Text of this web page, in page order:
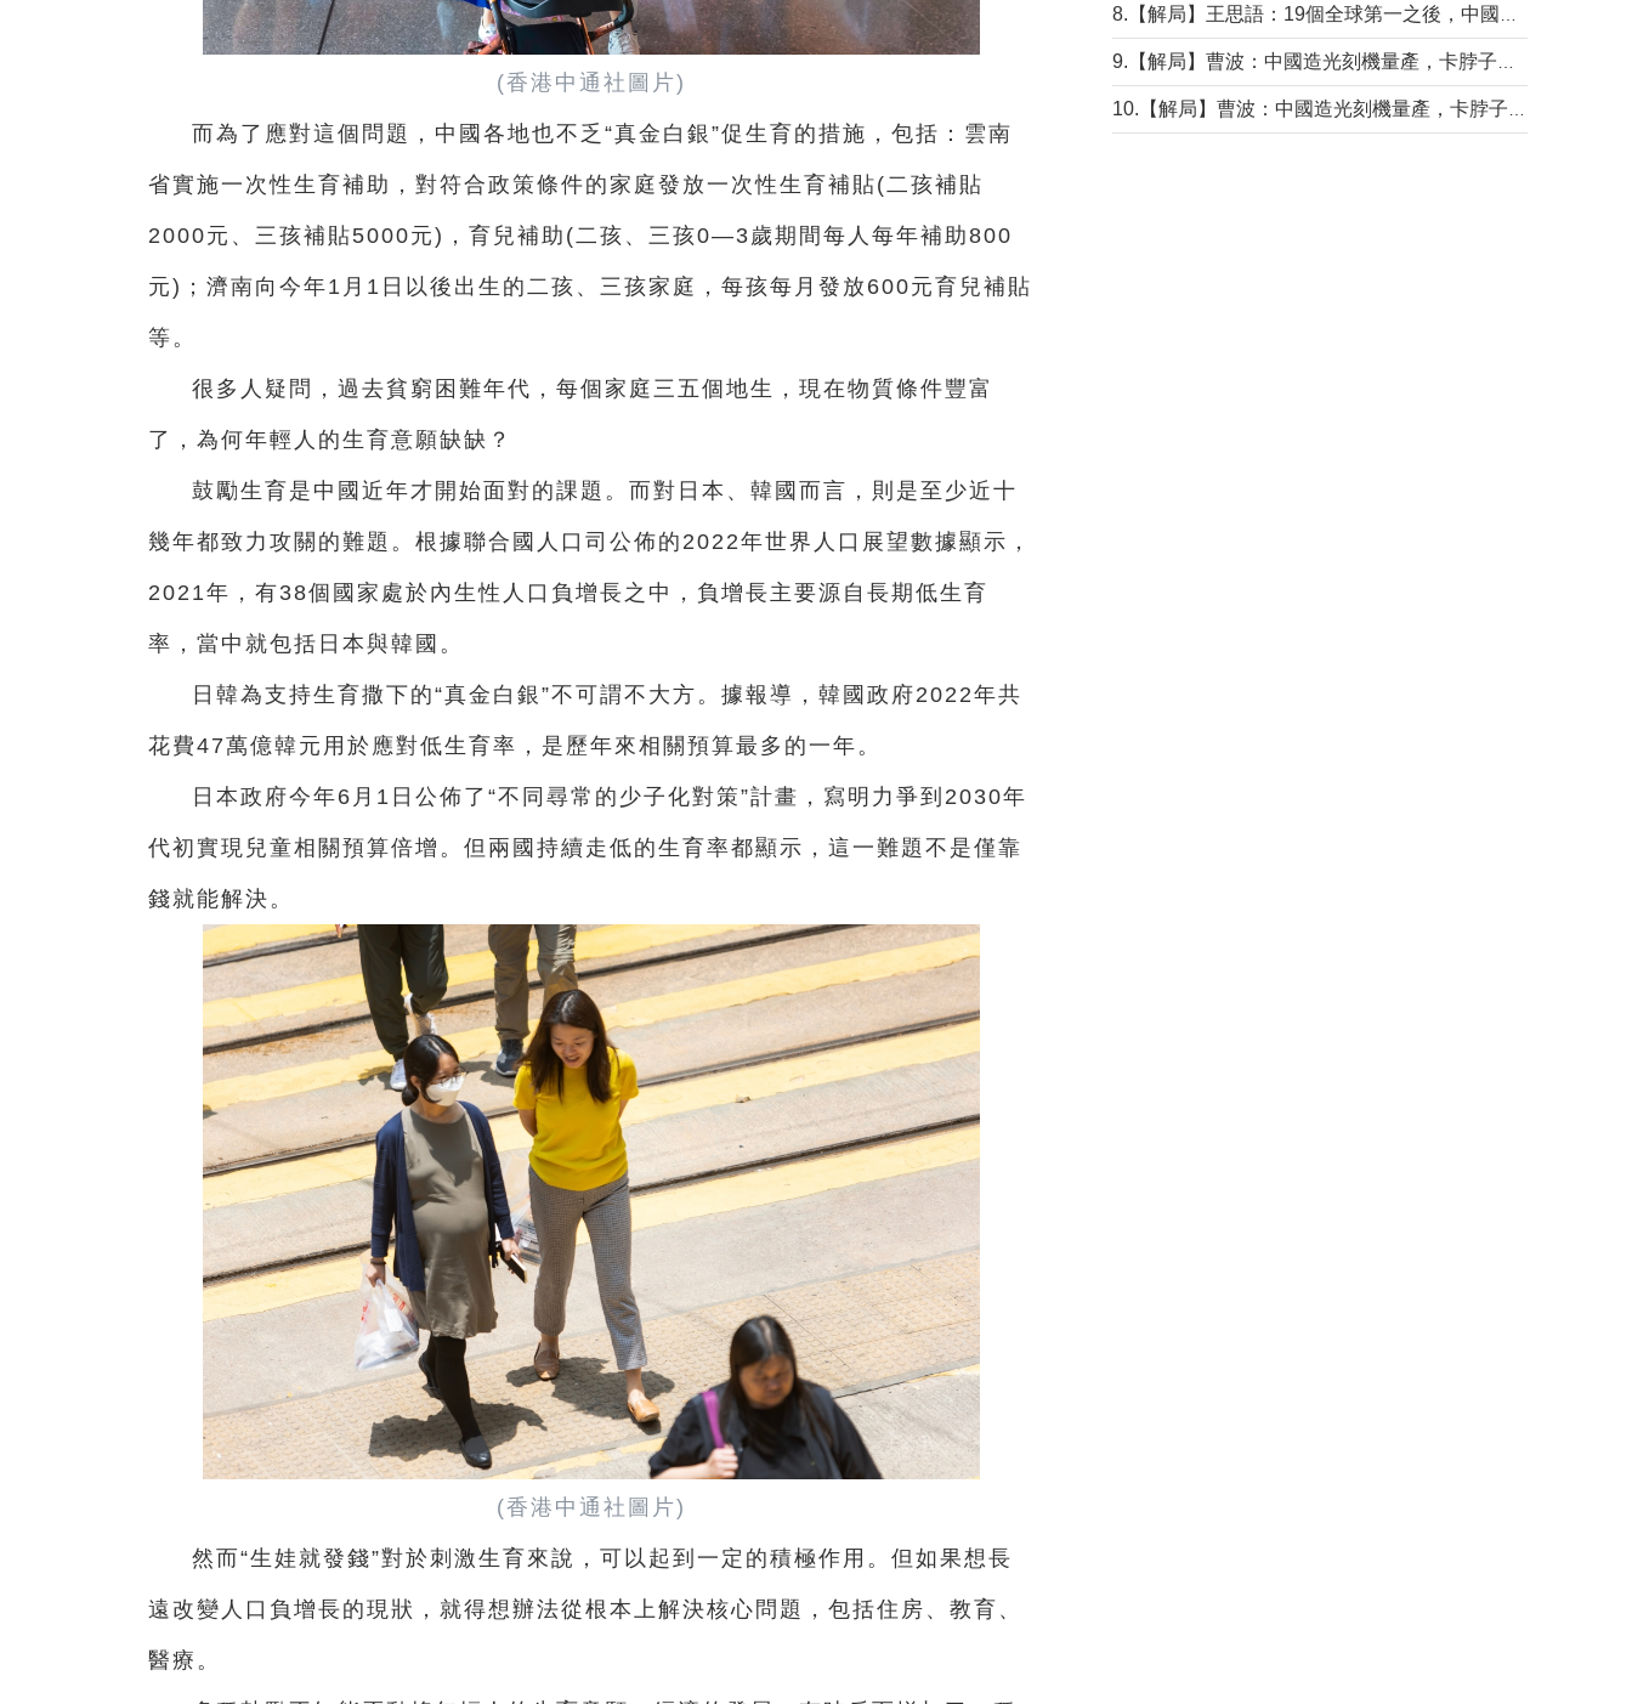
(香港中通社圖片)
而為了應對這個問題，中國各地也不乏“真金白銀”促生育的措施，包括：雲南
省實施一次性生育補助，對符合政策條件的家庭發放一次性生育補貼(二孩補貼
2000元、三孩補貼5000元)，育兒補助(二孩、三孩0—3歲期間每人每年補助800
元)；濟南向今年1月1日以後出生的二孩、三孩家庭，每孩每月發放600元育兒補貼
等。
很多人疑問，過去貧窮困難年代，每個家庭三五個地生，現在物質條件豐富
了，為何年輕人的生育意願缺缺？
鼓勵生育是中國近年才開始面對的課題。而對日本、韓國而言，則是至少近十
幾年都致力攻關的難題。根據聯合國人口司公佈的2022年世界人口展望數據顯示，
2021年，有38個國家處於內生性人口負增長之中，負增長主要源自長期低生育
率，當中就包括日本與韓國。
日韓為支持生育撒下的“真金白銀”不可謂不大方。據報導，韓國政府2022年共
花費47萬億韓元用於應對低生育率，是歷年來相關預算最多的一年。
日本政府今年6月1日公佈了“不同尋常的少子化對策”計畫，寫明力爭到2030年
代初實現兒童相關預算倍增。但兩國持續走低的生育率都顯示，這一難題不是僅靠
錢就能解決。
(香港中通社圖片)
然而“生娃就發錢”對於刺激生育來說，可以起到一定的積極作用。但如果想長
遠改變人口負增長的現狀，就得想辦法從根本上解決核心問題，包括住房、教育、
醫療。